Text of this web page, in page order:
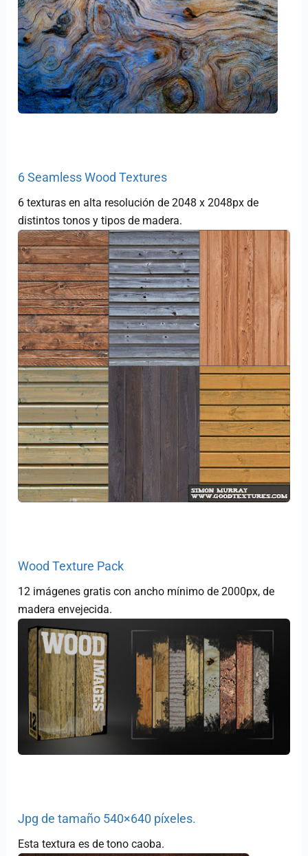
6 Seamless Wood Textures
6 texturas en alta resolución de 2048 x 2048px de
distintos tonos y tipos de madera.
Wood Texture Pack
12 imágenes gratis con ancho mínimo de 2000px, de
madera envejecida.
Jpg de tamaño 540×640 píxeles.
Esta textura es de tono caoba.